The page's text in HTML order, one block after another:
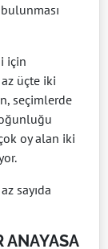
için
üçte iki
seçimlerde
oy alan iki
sayıda
ANAYASA